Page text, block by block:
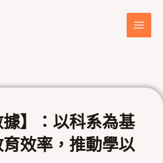
據】：以科系為基
效率，推動學以